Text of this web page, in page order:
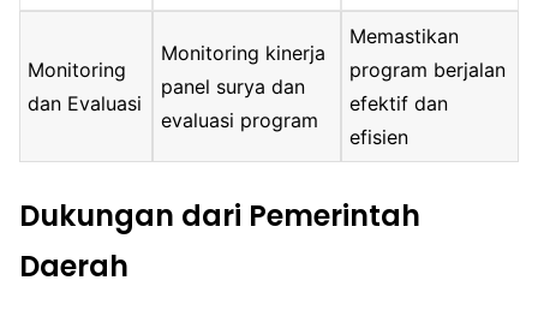
Monitoring
dan Evaluasi
Monitoring kinerja
panel surya dan
evaluasi program
Memastikan
program berjalan
efektif dan
efisien
Dukungan dari Pemerintah
Daerah